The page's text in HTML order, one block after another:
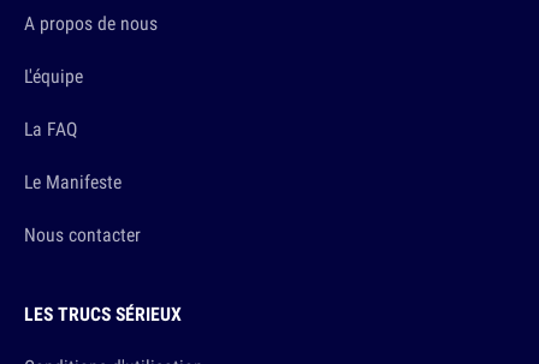
A propos de nous
L'équipe
La FAQ
Le Manifeste
Nous contacter
LES TRUCS SÉRIEUX